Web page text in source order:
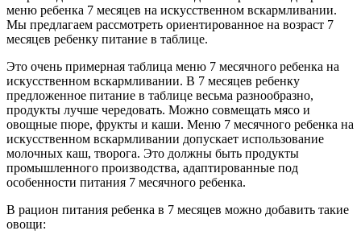
меню ребенка 7 месяцев на искусственном вскармливании.
Мы предлагаем рассмотреть ориентированное на возраст 7
месяцев ребенку питание в таблице.
Это очень примерная таблица меню 7 месячного ребенка на
искусственном вскармливании. В 7 месяцев ребенку
предложенное питание в таблице весьма разнообразно,
продукты лучше чередовать. Можно совмещать мясо и
овощные пюре, фрукты и каши. Меню 7 месячного ребенка на
искусственном вскармливании допускает использование
молочных каш, творога. Это должны быть продукты
промышленного производства, адаптированные под
особенности питания 7 месячного ребенка.
В рацион питания ребенка в 7 месяцев можно добавить такие
овощи: